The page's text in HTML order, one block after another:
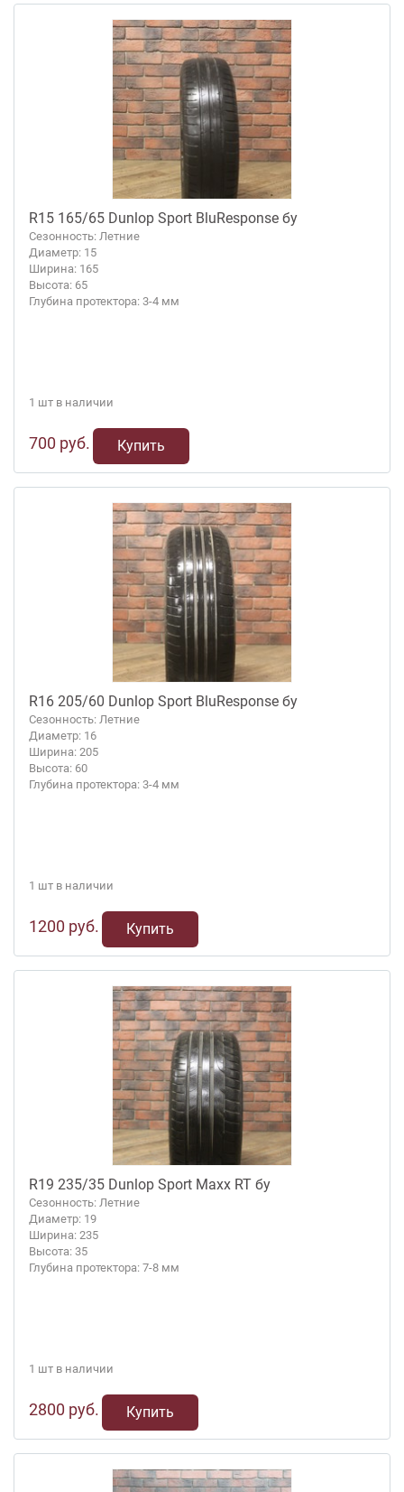
R15 165/65 Dunlop Sport BluResponse бу
Сезонность: Летние
Диаметр: 15
Ширина: 165
Высота: 65
Глубина протектора: 3-4 мм
1 шт в наличии
700 руб. Купить
R16 205/60 Dunlop Sport BluResponse бу
Сезонность: Летние
Диаметр: 16
Ширина: 205
Высота: 60
Глубина протектора: 3-4 мм
1 шт в наличии
1200 руб. Купить
R19 235/35 Dunlop Sport Maxx RT бу
Сезонность: Летние
Диаметр: 19
Ширина: 235
Высота: 35
Глубина протектора: 7-8 мм
1 шт в наличии
2800 руб. Купить